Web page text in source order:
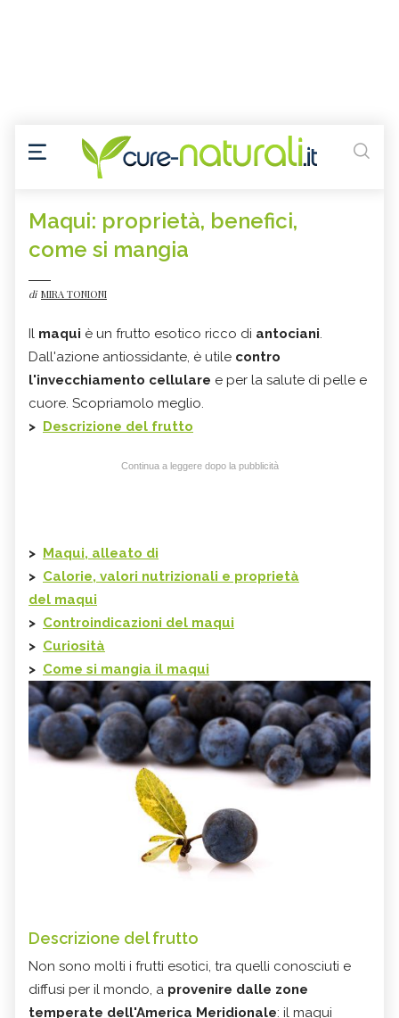
Maqui: proprietà, benefici,
come si mangia
di MIRA TONIONI
Il maqui è un frutto esotico ricco di antociani.
Dall'azione antiossidante, è utile contro
l'invecchiamento cellulare e per la salute di pelle e
cuore. Scopriamolo meglio.
> Descrizione del frutto
Continua a leggere dopo la pubblicità
> Maqui, alleato di
> Calorie, valori nutrizionali e proprietà
del maqui
> Controindicazioni del maqui
> Curiosità
> Come si mangia il maqui
Descrizione del frutto
Non sono molti i frutti esotici, tra quelli conosciuti e
diffusi per il mondo, a provenire dalle zone
temperate dell'America Meridionale: il maqui